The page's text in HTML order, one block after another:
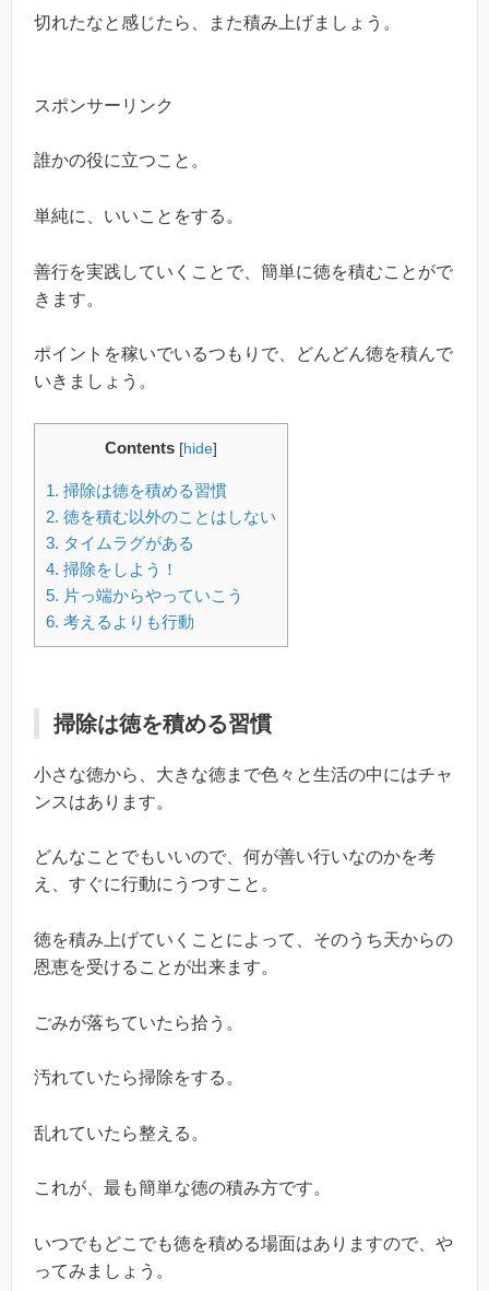
切れたなと感じたら、また積み上げましょう。
スポンサーリンク
誰かの役に立つこと。
単純に、いいことをする。
善行を実践していくことで、簡単に徳を積むことがで
きます。
ポイントを稼いでいるつもりで、どんどん徳を積んで
いきましょう。
Contents [hide]
1. 掃除は徳を積める習慣
2. 徳を積む以外のことはしない
3. タイムラグがある
4. 掃除をしよう！
5. 片っ端からやっていこう
6. 考えるよりも行動
掃除は徳を積める習慣
小さな徳から、大きな徳まで色々と生活の中にはチャ
ンスはあります。
どんなことでもいいので、何が善い行いなのかを考
え、すぐに行動にうつすこと。
徳を積み上げていくことによって、そのうち天からの
恩恵を受けることが出来ます。
ごみが落ちていたら拾う。
汚れていたら掃除をする。
乱れていたら整える。
これが、最も簡単な徳の積み方です。
いつでもどこでも徳を積める場面はありますので、や
ってみましょう。